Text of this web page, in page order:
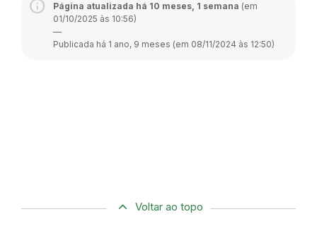
Página atualizada há 10 meses, 1 semana (em
01/10/2025 às 10:56)
—
Publicada há 1 ano, 9 meses (em 08/11/2024 às 12:50)
Voltar ao topo